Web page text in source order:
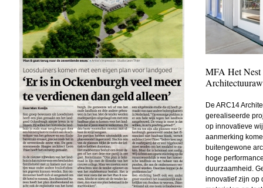
MFA Het Nest
De ARC14
gerealiseerde
op innovatieve
aanmerking
buitengewone
hoge
duurzaamheid.
innovatief zijn op